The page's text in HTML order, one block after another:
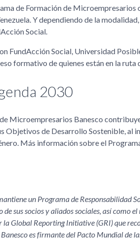
de Formación de
Y dependiendo de la
Social.
FundAcción Social, Universidad
formativo de quienes están en la ruta
2030
Microempresarios Banesco
Objetivos de Desarrollo Sostenible,
Más información sobre el
un Programa de Responsabilidad
de sus socios y aliados sociales, así
Global Reporting Initiative (GRI) que
es firmante del Pacto Mundial de